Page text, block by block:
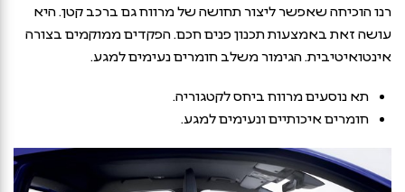
רנו הוכיחה שאפשר ליצור תחושה של מרווח גם ברכב קטן. היא
עושה זאת באמצעות תכנון פנים חכם. הפקדים ממוקמים בצורה
אינטואיטיבית. הגימור משלב חומרים נעימים למגע.
תא נוסעים מרווח ביחס לקטגוריה.
חומרים איכותיים ונעימים למגע.